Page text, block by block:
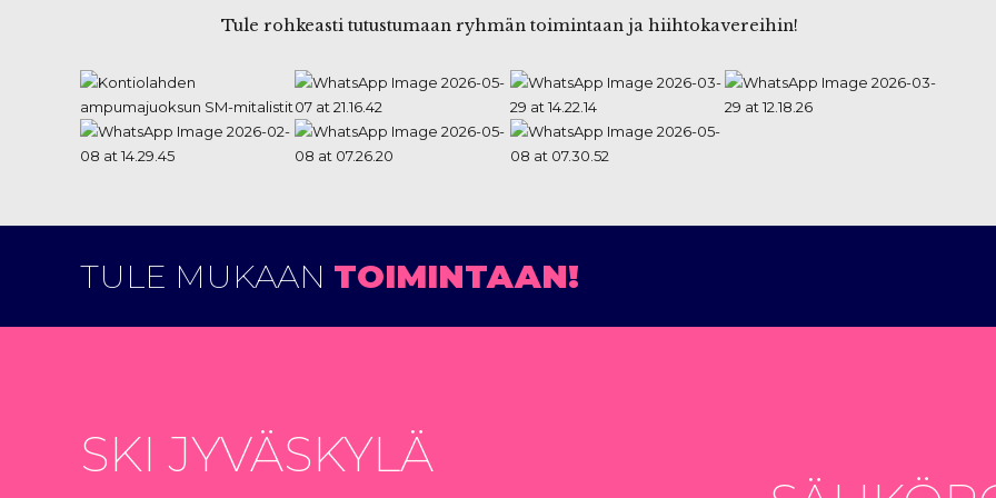
Tule rohkeasti tutustumaan ryhmän toimintaan ja hiihtokavereihin!
TULE MUKAAN TOIMINTAAN!
SKI JYVÄSKYLÄ